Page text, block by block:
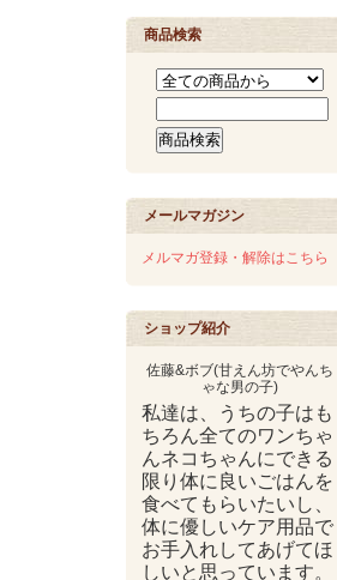
商品検索
メールマガジン
メルマガ登録・解除はこちら
ショップ紹介
佐藤&ボブ(甘えん坊でやんち
ゃな男の子)
私達は、うちの子はも
ちろん全てのワンちゃ
んネコちゃんにできる
限り体に良いごはんを
食べてもらいたいし、
体に優しいケア用品で
お手入れしてあげてほ
しいと思っています。